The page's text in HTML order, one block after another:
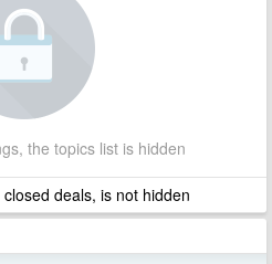
the topics list is hidden
deals, is not hidden